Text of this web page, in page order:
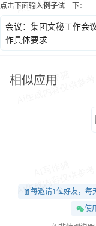
点击下面输入例子试一下：
会议：集团文秘工作会
作具体要求
相似应用
🧧每邀请1位好友，每
使